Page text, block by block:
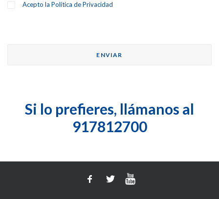
Acepto laPolítica de Privacidad
Si lo prefieres, llámanos al
917812700